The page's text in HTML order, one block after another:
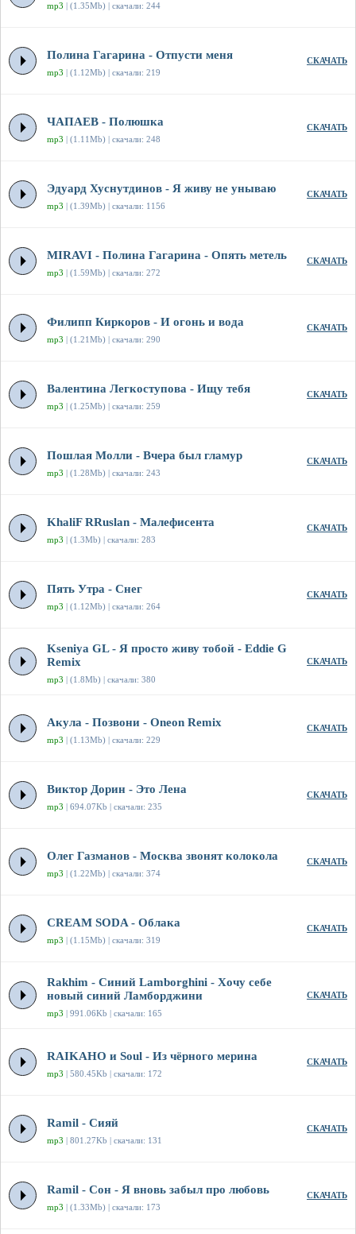
mp3 | (1.35Mb) | скачали: 244
Полина Гагарина - Отпусти меня
mp3 | (1.12Mb) | скачали: 219
СКАЧАТЬ
ЧАПАЕВ - Полюшка
mp3 | (1.11Mb) | скачали: 248
СКАЧАТЬ
Эдуард Хуснутдинов - Я живу не унываю
mp3 | (1.39Mb) | скачали: 1156
СКАЧАТЬ
MIRAVI - Полина Гагарина - Опять метель
mp3 | (1.59Mb) | скачали: 272
СКАЧАТЬ
Филипп Киркоров - И огонь и вода
mp3 | (1.21Mb) | скачали: 290
СКАЧАТЬ
Валентина Легкоступова - Ищу тебя
mp3 | (1.25Mb) | скачали: 259
СКАЧАТЬ
Пошлая Молли - Вчера был гламур
mp3 | (1.28Mb) | скачали: 243
СКАЧАТЬ
KhaliF RRuslan - Малефисента
mp3 | (1.3Mb) | скачали: 283
СКАЧАТЬ
Пять Утра - Снег
mp3 | (1.12Mb) | скачали: 264
СКАЧАТЬ
Kseniya GL - Я просто живу тобой - Eddie G
Remix
mp3 | (1.8Mb) | скачали: 380
СКАЧАТЬ
Акула - Позвони - Oneon Remix
mp3 | (1.13Mb) | скачали: 229
СКАЧАТЬ
Виктор Дорин - Это Лена
mp3 | 694.07Kb | скачали: 235
СКАЧАТЬ
Олег Газманов - Москва звонят колокола
mp3 | (1.22Mb) | скачали: 374
СКАЧАТЬ
CREAM SODA - Облака
mp3 | (1.15Mb) | скачали: 319
СКАЧАТЬ
Rakhim - Синий Lamborghini - Хочу себе
новый синий Ламборджини
mp3 | 991.06Kb | скачали: 165
СКАЧАТЬ
RAIKAHO и Soul - Из чёрного мерина
mp3 | 580.45Kb | скачали: 172
СКАЧАТЬ
Ramil - Сияй
mp3 | 801.27Kb | скачали: 131
СКАЧАТЬ
Ramil - Сон - Я вновь забыл про любовь
mp3 | (1.33Mb) | скачали: 173
СКАЧАТЬ